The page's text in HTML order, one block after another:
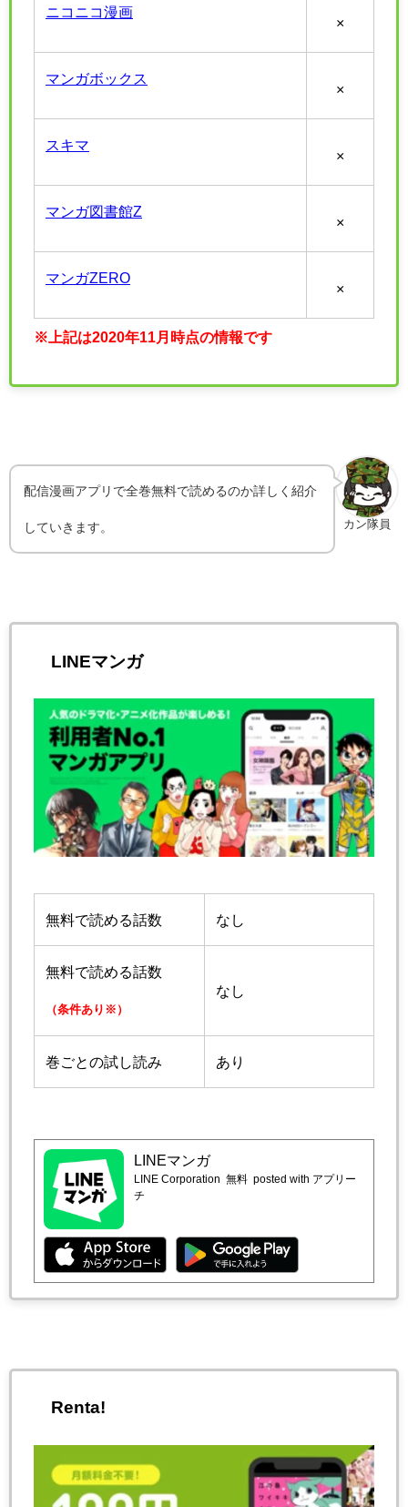
ニコニコ漫画
×
マンガボックス
×
スキマ
×
マンガ図書館Z
×
マンガZERO
×
※上記は2020年11月時点の情報です
カン隊員
配信漫画アプリで全巻無料で読めるのか詳しく紹介
していきます。
LINEマンガ
無料で読める話数 なし
無料で読める話数
（条件あり※）
なし
巻ごとの試し読み あり
LINEマンガ
LINE Corporation 無料 posted with アプリー
チ
Renta!